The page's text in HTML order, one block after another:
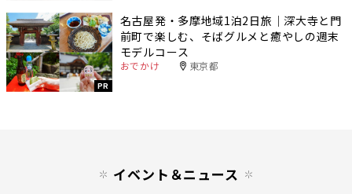
PR
名古屋発・多摩地域1泊2日旅｜深大寺と門
前町で楽しむ、そばグルメと癒やしの週末
モデルコース
おでかけ 東京都
イベント＆ニュース